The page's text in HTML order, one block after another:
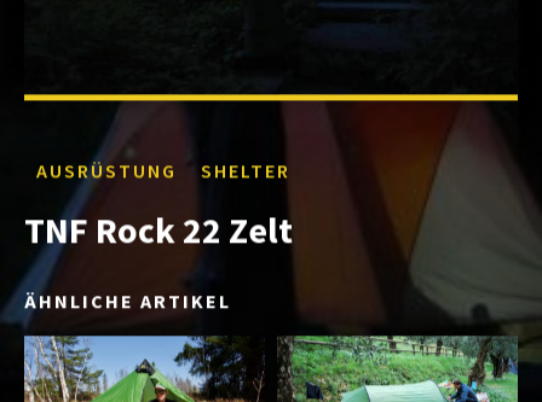
AUSRÜSTUNG SHELTER
TNF Rock 22 Zelt
ÄHNLICHE ARTIKEL